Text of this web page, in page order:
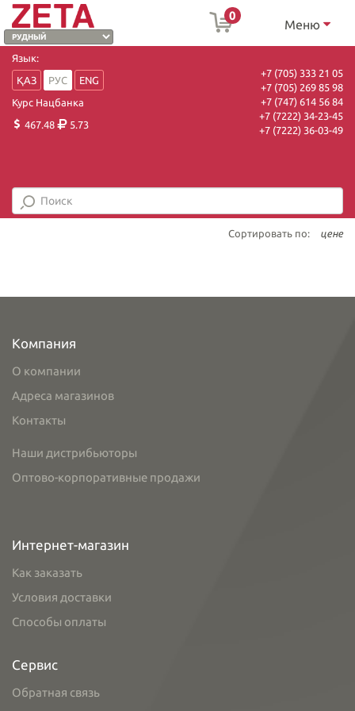
0
Меню
Язык:
ҚАЗ
РУС
ENG
Курс Нацбанка
467.48
5.73
+7 (705) 333 21 05
+7 (705) 269 85 98
+7 (747) 614 56 84
+7 (7222) 34-23-45
+7 (7222) 36-03-49
Сортировать по: цене
Компания
О компании
Адреса магазинов
Контакты
Наши дистрибьюторы
Оптово-корпоративные продажи
Интернет-магазин
Как заказать
Условия доставки
Способы оплаты
Сервис
Обратная связь